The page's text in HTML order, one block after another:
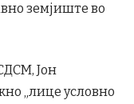
земјиште во
Јон
„лице условно